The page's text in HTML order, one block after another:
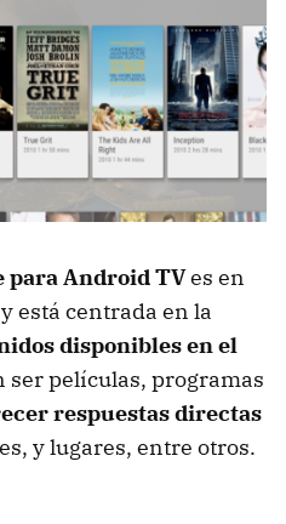
para Android TVes en
está centrada en la
disponibles en el
ser películas, programas
respuestas directas
y lugares, entre otros.